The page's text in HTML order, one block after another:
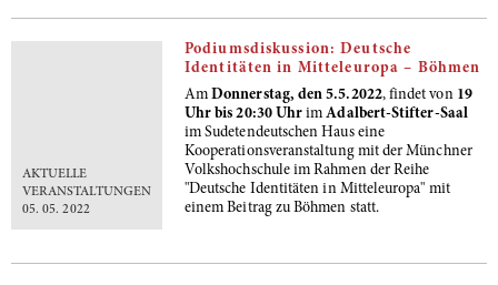
AKTUELLE
VERANSTALTUNGEN
05. 05. 2022
Podiumsdiskussion: Deutsche
Identitäten in Mitteleuropa – Böhmen
Am Donnerstag, den 5.5.2022, findet von 19
Uhr bis 20:30 Uhr imAdalbert-Stifter-Saal
im Sudetendeutschen Haus eine
Kooperationsveranstaltung mit der Münchner
Volkshochschule im Rahmen der Reihe
"Deutsche Identitäten in Mitteleuropa" mit
einem Beitrag zu Böhmen statt.